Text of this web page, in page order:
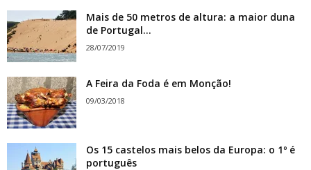
Mais de 50 metros de altura: a maior duna
de Portugal...
28/07/2019
A Feira da Foda é em Monção!
09/03/2018
Os 15 castelos mais belos da Europa: o 1º é
português